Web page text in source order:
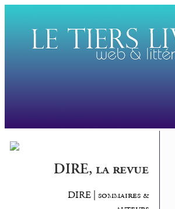
DIRE, la revue
DIRE | sommaires &